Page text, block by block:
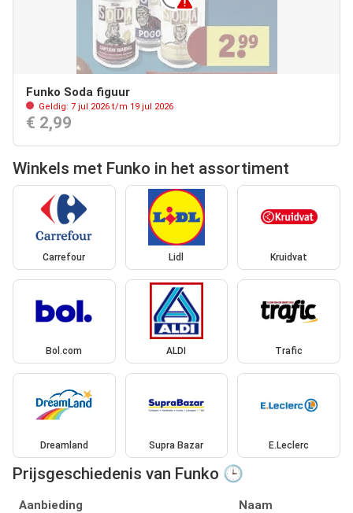
Funko Soda figuur
Geldig: 7 jul 2026 t/m 19 jul 2026
€ 2,99
Winkels met Funko in het assortiment
Carrefour Lidl Kruidvat
Bol.com ALDI Trafic
Dreamland Supra Bazar E.Leclerc
Prijsgeschiedenis van Funko 🕒
Aanbieding Naam